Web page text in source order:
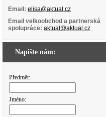
Email: elisa@aktual.cz
Email velkoobchod a partnerská
spolupráce: aktual@aktual.cz
Napište nám:
Předmět:
Jméno: